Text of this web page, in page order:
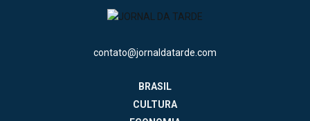
contato@jornaldatarde.com
BRASIL
CULTURA